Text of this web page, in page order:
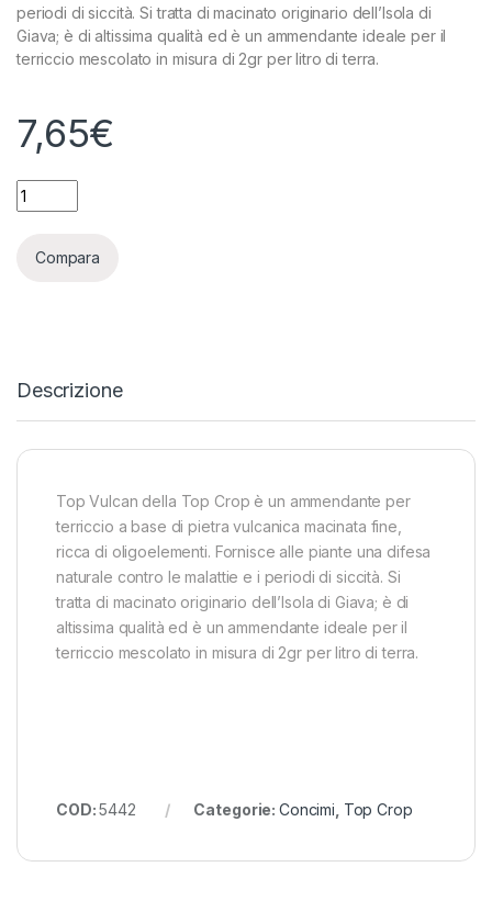
periodi di siccità. Si tratta di macinato originario dell’Isola di
Giava; è di altissima qualità ed è un ammendante ideale per il
terriccio mescolato in misura di 2gr per litro di terra.
7,65€
TOP CROP - TOP VULCAN - 700GR quantity
Compara
Descrizione
Top Vulcan della Top Crop è un ammendante per
terriccio a base di pietra vulcanica macinata fine,
ricca di oligoelementi. Fornisce alle piante una difesa
naturale contro le malattie e i periodi di siccità. Si
tratta di macinato originario dell’Isola di Giava; è di
altissima qualità ed è un ammendante ideale per il
terriccio mescolato in misura di 2gr per litro di terra.
COD:5442 Categorie: Concimi Top Crop